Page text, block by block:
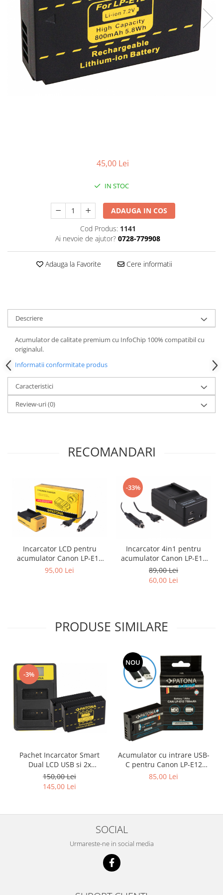
Smartwatch
45,00 Lei
IN STOC
ADAUGA IN COS
Cod Produs: 1141
Ai nevoie de ajutor? 0728-779908
Adauga la Favorite Cere informatii
Descriere
Acumulator de calitate premium cu InfoChip 100% compatibil cu
originalul.
Informatii conformitate produs
Caracteristici
Review-uri(0)
RECOMANDARI
Incarcator LCD pentru
acumulator Canon LP-E12
Patona
95,00 Lei
-33%
Incarcator 4in1 pentru
acumulator Canon LP-E12
Patona
89,00 Lei
60,00 Lei
PRODUSE SIMILARE
-3%
Pachet Incarcator Smart
Dual LCD USB si 2x
Acumulatori Patona LP-E12
pentru Canon EOS M
150,00 Lei
145,00 Lei
NOU
Acumulator cu intrare USB-
C pentru Canon LP-E12
750mAh Patona Platinum
85,00 Lei
SOCIAL
Urmareste-ne in social media